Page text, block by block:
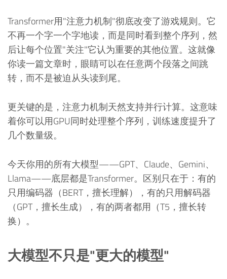
Transformer用"注意力机制"彻底改变了游戏规则。它
不再一个字一个字地读，而是同时看到整个序列，然
后让每个位置"关注"它认为重要的其他位置。这就像
你读一篇文章时，眼睛可以在任意两个段落之间跳
转，而不是被迫从头读到尾。
更关键的是，注意力机制天然支持并行计算。这意味
着你可以用GPU同时处理整个序列，训练速度提升了
几个数量级。
今天你用的所有大模型——GPT、Claude、Gemini、
Llama——底层都是Transformer。区别只在于：有的
只用编码器（BERT，擅长理解），有的只用解码器
（GPT，擅长生成），有的两者都用（T5，擅长转
换）。
大模型不只是"更大的模型"